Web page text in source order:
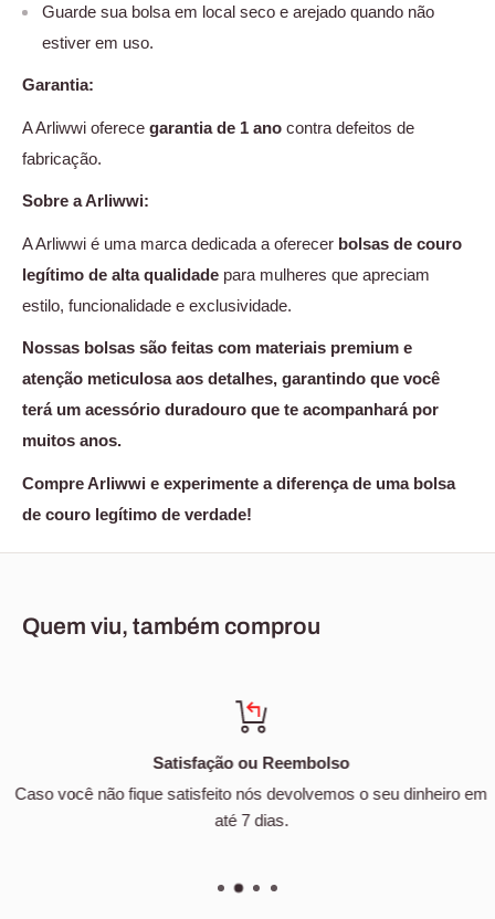
Guarde sua bolsa em local seco e arejado quando não
estiver em uso.
Garantia:
A Arliwwi oferece garantia de 1 ano contra defeitos de
fabricação.
Sobre a Arliwwi:
A Arliwwi é uma marca dedicada a oferecer bolsas de couro
legítimo de alta qualidade para mulheres que apreciam
estilo, funcionalidade e exclusividade.
Nossas bolsas são feitas com materiais premium e
atenção meticulosa aos detalhes, garantindo que você
terá um acessório duradouro que te acompanhará por
muitos anos.
Compre Arliwwi e experimente a diferença de uma bolsa
de couro legítimo de verdade!
Quem viu, também comprou
Satisfação ou Reembolso
Caso você não fique satisfeito nós devolvemos o seu dinheiro em
até 7 dias.